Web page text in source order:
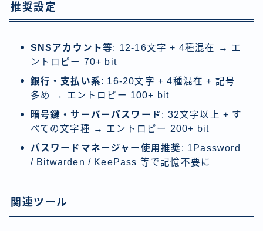
推奨設定
SNSアカウント等: 12-16文字 + 4種混在 → エ
ントロピー 70+ bit
銀行・支払い系: 16-20文字 + 4種混在 + 記号
多め → エントロピー 100+ bit
暗号鍵・サーバーパスワード : 32文字以上 + す
べての文字種 → エントロピー 200+ bit
パスワードマネージャー使用推奨 : 1Password
/ Bitwarden / KeePass 等で記憶不要に
関連ツール